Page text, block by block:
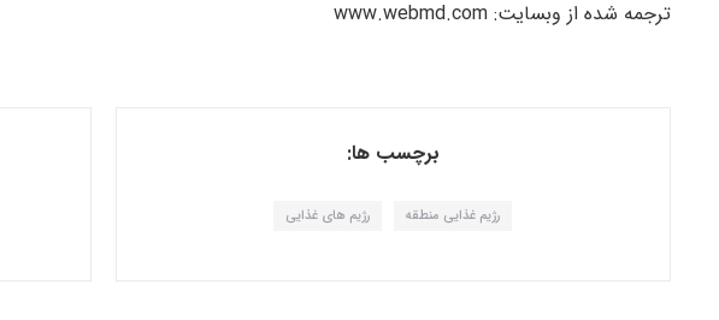
ترجمه شده از وبسایت: www.webmd.com
برچسب ها:
رژیم غذایی منطقه رژیم های غذایی